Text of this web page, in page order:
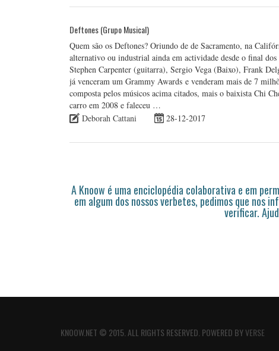
Deftones (Grupo Musical)
Quem são os Deftones? Oriundo de de Sacramento, na
alternativo ou industrial ainda em actividade desde o final
Stephen Carpenter (guitarra), Sergio Vega (Baixo), Frank
já venceram um Grammy Awards e venderam mais de 7
composta pelos músicos acima citados, mais o baixista Chi
carro em 2008 e faleceu …
Deborah Cattani
28-12-2017
A Knoow é uma enciclopédia colaborativa e em
em algum dos nossos verbetes, pedimos que nos
verificar.
KNOOW.NET © 2015. ALL RIGHTS RESERVED. POWERED BYVERSE